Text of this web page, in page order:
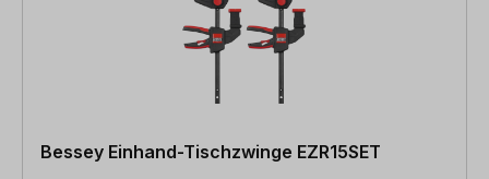
Bessey Einhand-Tischzwinge EZR15SET